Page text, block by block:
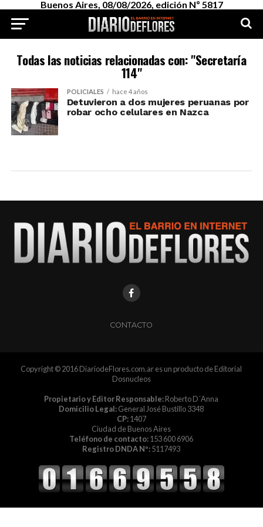
Buenos Aires, 08/08/2026, edición Nº 5817
Todas las noticias relacionadas con: "Secretaría
114"
POLICIALES hace 4 años
Detuvieron a dos mujeres peruanas por
robar ocho celulares en Nazca
CONTACTO
Copyright © 2016 DiariodeFlores.com.ar es un producto de Editorial
Dosnucleos
Propietario y Editor Responsable:Roberto D´Anna
Domicilio Legal:General José Bustillo 3348
CP:1407
Ciudad de Buenos Aires
Teléfono de contacto:153 600 6906
Registro DNDA Nº:5117493